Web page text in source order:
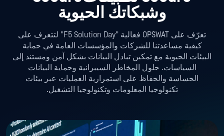
وشبكاتك الحيوية
تعرّف على OPSWAT فعالية "F5 Solution Day" لتتعرف على
كيفية مساعدتنا للشركات والمؤسسات العامة في حماية
البيئات الحيوية مع تمكين تبادل البيانات بشكل آمن ومستند إلى
السياسات. حلول المخاطر السيبرانية وحماية البيانات
الحساسة والحفاظ على استمرارية العمليات عبر بيئات
تكنولوجيا المعلومات وتكنولوجيا التشغيل.